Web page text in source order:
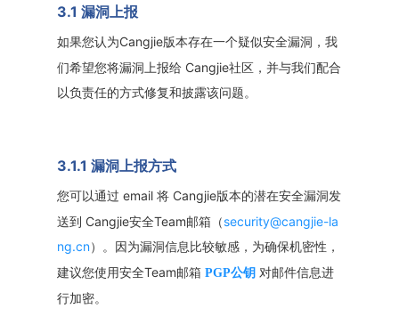
3.1 漏洞上报
如果您认为Cangjie版本存在一个疑似安全漏洞，我
们希望您将漏洞上报给 Cangjie社区，并与我们配合
以负责任的方式修复和披露该问题。
3.1.1 漏洞上报方式
您可以通过 email 将 Cangjie版本的潜在安全漏洞发
送到 Cangjie安全Team邮箱（security@cangjie-la
ng.cn）。因为漏洞信息比较敏感，为确保机密性，
建议您使用安全Team邮箱 PGP公钥 对邮件信息进
行加密。